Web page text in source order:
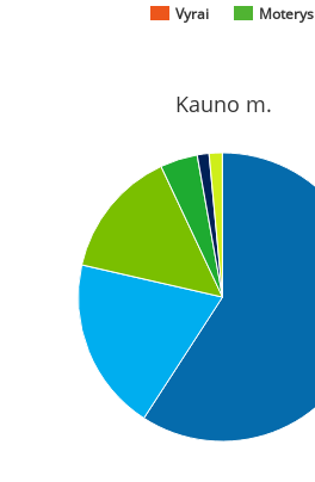
Vyrai Moterys
Kauno m.